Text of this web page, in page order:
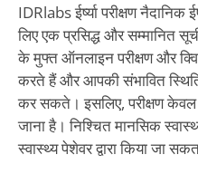
IDRlabs ईर्ष्या परीक्षण
लिए एक प्रसिद्ध और सम्मानित
के मुफ्त ऑनलाइन परीक्षण और
करते हैं और आपकी संभावित
कर सकते। इसलिए, परीक्षण केवल
जाना है। निश्चित मानसिक
स्वास्थ्य पेशेवर द्वारा किया जा